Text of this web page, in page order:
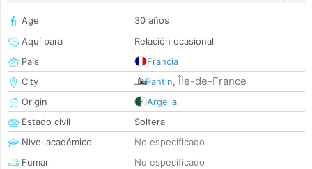
Age
30 años
Aquí para
Relación ocasional
País
Francia
City
Pantin, Île-de-France
Origin
Argelia
Estado civil
Soltera
Nivel académico
No especificado
Fumar
No especificado